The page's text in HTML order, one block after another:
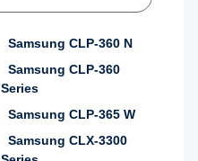
Samsung CLP-360 N
Samsung CLP-360
Series
Samsung CLP-365 W
Samsung CLX-3300